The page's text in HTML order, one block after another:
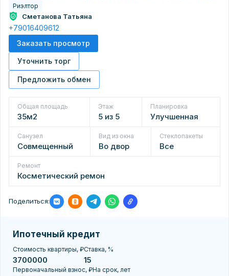
Риэлтор
Сметанова Татьяна
+79016409612
Заказать просмотр
Уточнить торг
Предложить обмен
Общая площадь
35м2
Этаж
5 из 5
Планировка
Улучшенная
Санузел
Совмещенный
Вид из окна
Во двор
Стеклопакеты
Все
Ремонт
Косметический ремон
Поделиться:
Ипотечный кредит
Стоимость квартиры, ₽Ставка, %
Первоначальный взнос, ₽На срок, лет